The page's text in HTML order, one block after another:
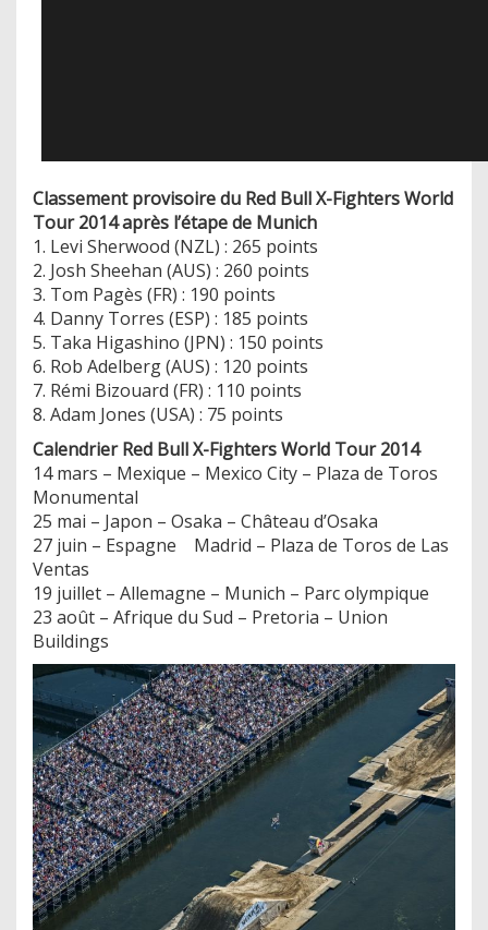
Classement provisoire du Red Bull X-Fighters World
Tour 2014 après l’étape de Munich
1. Levi Sherwood (NZL) : 265 points
2. Josh Sheehan (AUS) : 260 points
3. Tom Pagès (FR) : 190 points
4. Danny Torres (ESP) : 185 points
5. Taka Higashino (JPN) : 150 points
6. Rob Adelberg (AUS) : 120 points
7. Rémi Bizouard (FR) : 110 points
8. Adam Jones (USA) : 75 points
Calendrier Red Bull X-Fighters World Tour 2014
14 mars – Mexique – Mexico City – Plaza de Toros
Monumental
25 mai – Japon – Osaka – Château d’Osaka
27 juin – Espagne Madrid – Plaza de Toros de Las
Ventas
19 juillet – Allemagne – Munich – Parc olympique
23 août – Afrique du Sud – Pretoria – Union
Buildings